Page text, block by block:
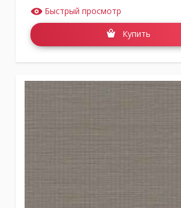
Быстрый просмотр
Купить